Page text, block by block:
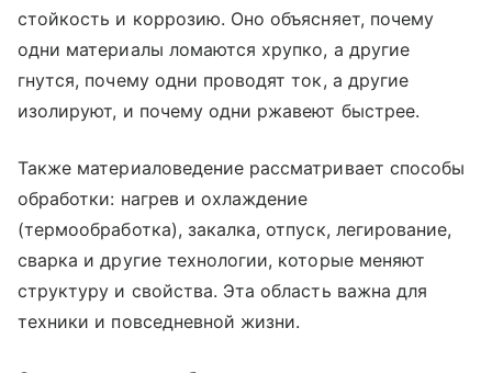
стойкость и коррозию. Оно объясняет, почему
одни материалы ломаются хрупко, а другие
гнутся, почему одни проводят ток, а другие
изолируют, и почему одни ржавеют быстрее.
Также материаловедение рассматривает способы
обработки: нагрев и охлаждение
(термообработка), закалка, отпуск, легирование,
сварка и другие технологии, которые меняют
структуру и свойства. Эта область важна для
техники и повседневной жизни.